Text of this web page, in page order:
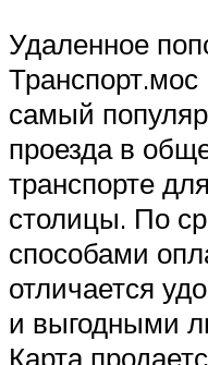
Удаленное
Транспорт.мос
самый
проезда в
транспорте
столицы. По
способами
отличается
и выгодными
Карта